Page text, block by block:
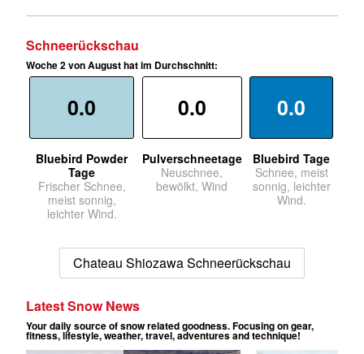
Schneerückschau
Woche 2 von August hat im Durchschnitt:
0.0
Bluebird Powder
Tage
Frischer Schnee,
meist sonnig,
leichter Wind.
0.0
Pulverschneetage
Neuschnee,
bewölkt, Wind
0.0
Bluebird Tage
Schnee, meist
sonnig, leichter
Wind.
Chateau Shiozawa Schneerückschau